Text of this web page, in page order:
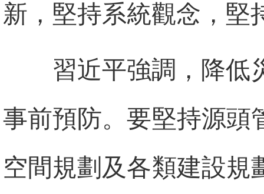
新，堅持系統觀念，堅
習近平強調，降低
事前預防。要堅持源頭
空間規劃及各類建設規